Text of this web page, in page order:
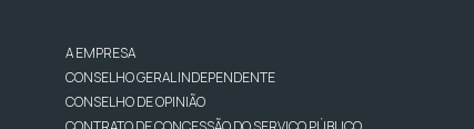
A EMPRESA
CONSELHO GERAL INDEPENDENTE
CONSELHO DE OPINIÃO